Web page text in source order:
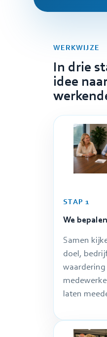
WERKWIJZE
In drie
idee
STAP 1
We
Samen
doel,
laten